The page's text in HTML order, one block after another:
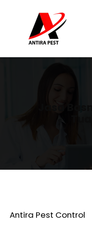
Jasa
Antira Pest Control